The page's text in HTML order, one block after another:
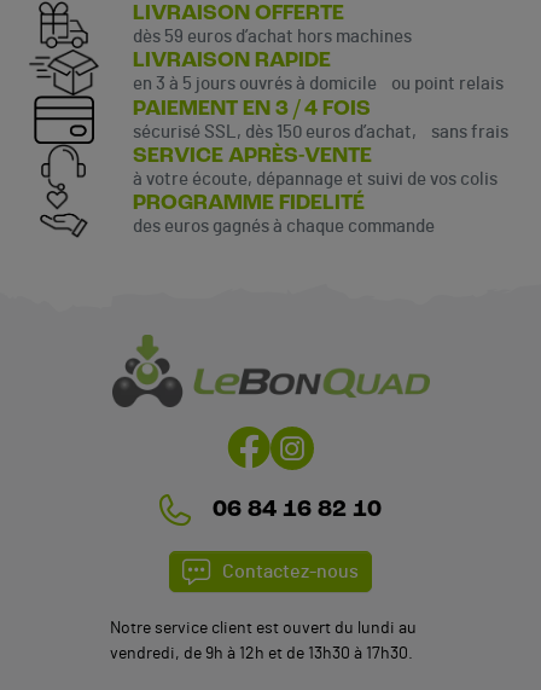
LIVRAISON OFFERTE
dès 59 euros d’achat hors machines
LIVRAISON RAPIDE
en 3 à 5 jours ouvrés à domicile ou point relais
PAIEMENT EN 3 / 4 FOIS
sécurisé SSL, dès 150 euros d’achat, sans frais
SERVICE APRÈS-VENTE
à votre écoute, dépannage et suivi de vos colis
PROGRAMME FIDELITÉ
des euros gagnés à chaque commande
06 84 16 82 10
Contactez-nous
Notre service client est ouvert du lundi au
vendredi, de 9h à 12h et de 13h30 à 17h30.